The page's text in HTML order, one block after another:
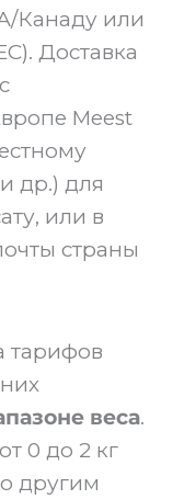
Канаду или
Доставка
Meest
др.) для
или в
страны
тарифов
веса.
0 до 2 кг
другим